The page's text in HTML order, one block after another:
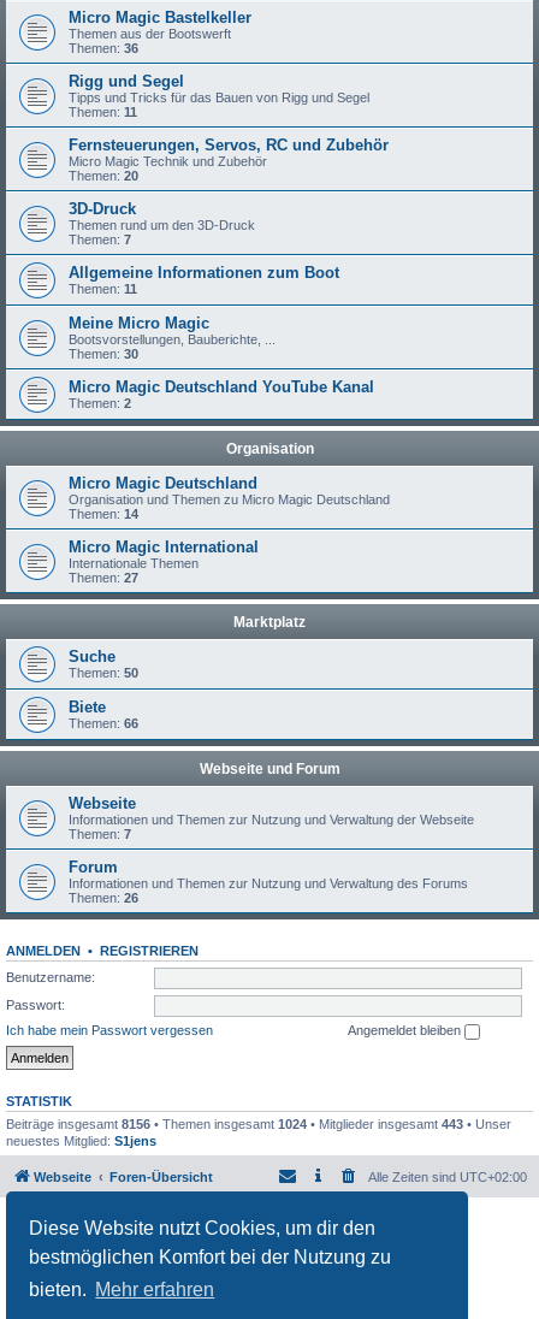
Diese Website nutzt Cookies, um dir den
bestmöglichen Komfort bei der Nutzung zu
bieten. Mehr erfahren
Micro Magic Bastelkeller
Themen aus der Bootswerft
Themen: 36
Rigg und Segel
Tipps und Tricks für das Bauen von Rigg und Segel
Themen: 11
Fernsteuerungen, Servos, RC und Zubehör
Micro Magic Technik und Zubehör
Themen: 20
3D-Druck
Themen rund um den 3D-Druck
Themen: 7
Allgemeine Informationen zum Boot
Themen: 11
Meine Micro Magic
Bootsvorstellungen, Bauberichte, ...
Themen: 30
Micro Magic Deutschland YouTube Kanal
Themen: 2
Organisation
Micro Magic Deutschland
Organisation und Themen zu Micro Magic Deutschland
Themen: 14
Micro Magic International
Internationale Themen
Themen: 27
Marktplatz
Suche
Themen: 50
Biete
Themen: 66
Webseite und Forum
Webseite
Informationen und Themen zur Nutzung und Verwaltung der Webseite
Themen: 7
Forum
Informationen und Themen zur Nutzung und Verwaltung des Forums
Themen: 26
ANMELDEN •
REGISTRIEREN
Benutzername:
Passwort:
Ich habe mein Passwort vergessen
Angemeldet bleiben
STATISTIK
Beiträge insgesamt 8156 • Themen insgesamt 1024 • Mitglieder insgesamt 443 • Unser
neuestes Mitglied: S1jens
Webseite Foren-Übersicht Alle Zeiten sind UTC+02:00
Powered by phpBB
® Forum Software © phpBB Limited
Datenschutz|Nutzungsbedingungen